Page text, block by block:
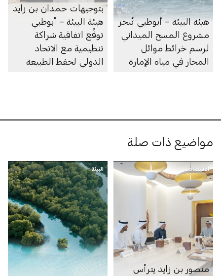
هيئة البيئة – أبوظبي تُنجز
مشروع المسح الميداني
لرسم خرائط موائل
المحار في مياه الإمارة
بتوجيهات حمدان بن زايد
هيئة البيئة – أبوظبي
توقِّع اتفاقية شراكة
تنظيمية مع الاتحاد
الدولي لحفظ الطبيعة
مواضيع ذات صلة
الاقتصاد
منصور بن زايد يترأس
البيئة